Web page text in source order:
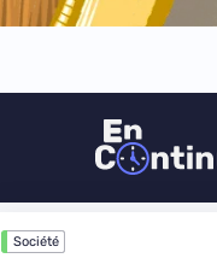
Société